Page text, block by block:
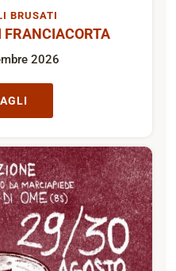
BRUSATI
2026